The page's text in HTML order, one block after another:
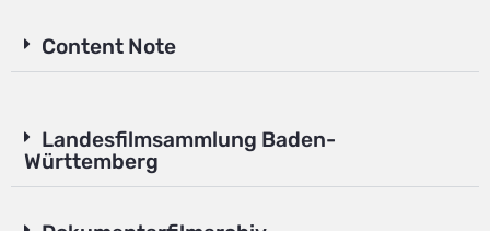
Content Note
Landesfilmsammlung Baden-
Württemberg